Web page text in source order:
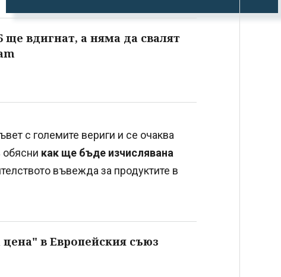
вдигнат, а няма да свалят
с големите вериги и се очаква
обясни как ще бъде изчислявана
въвежда за продуктите в
в Европейския съюз